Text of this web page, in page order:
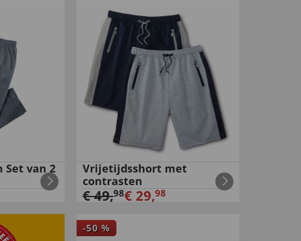
van 2
Vrijetijdsshort met
contrasten
€49,98€ 29,98
-50 %